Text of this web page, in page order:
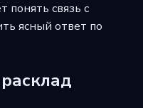
понять связь с
ясный ответ по